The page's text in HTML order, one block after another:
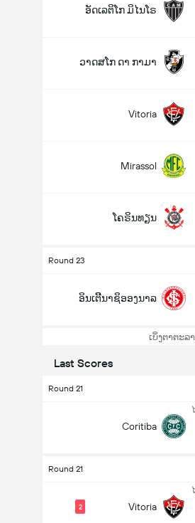
ອັດເລຕິໂກ ມິໄນໂຣ
ວາດສໂກ ດາ ກາມາ
Vitoria
Mirassol
ໂຄຣິນທຽນ
Round 23
ອິນເຕີີນາຊິອອງນາລ
ເບິ່ງຕາຕະລ
Last Scores
Round 21
Coritiba
Round 21
Vitoria
2